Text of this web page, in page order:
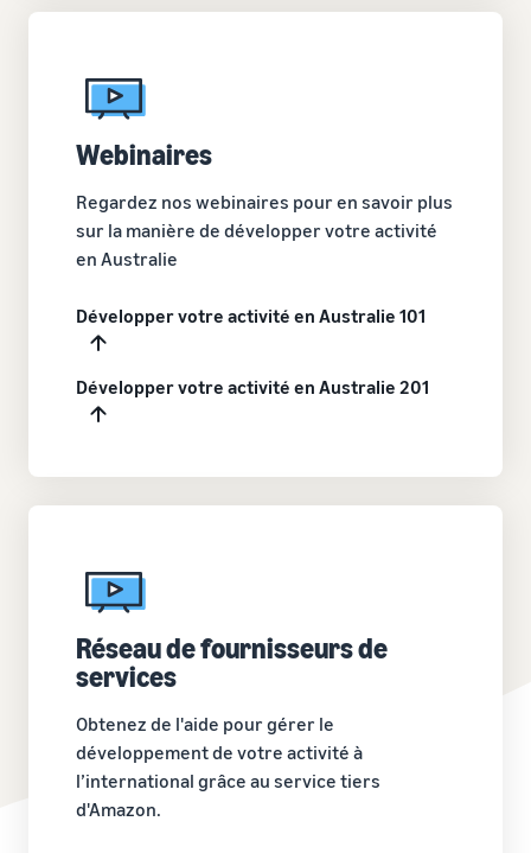
Webinaires
Regardez nos webinaires pour en savoir plus
sur la manière de développer votre activité
en Australie
Développer votre activité en Australie 101
Développer votre activité en Australie 201
Réseau de fournisseurs de
services
Obtenez de l'aide pour gérer le
développement de votre activité à
l’international grâce au service tiers
d'Amazon.